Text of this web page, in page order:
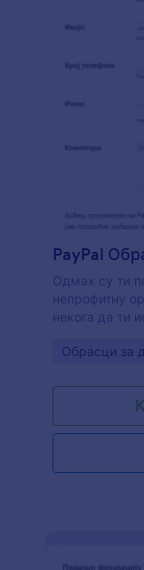
PayPal
Одмах су ти
непрофитну
некога да ти
прихватања
PayPal
људима да
Пробај!
Go to
Обрасци за